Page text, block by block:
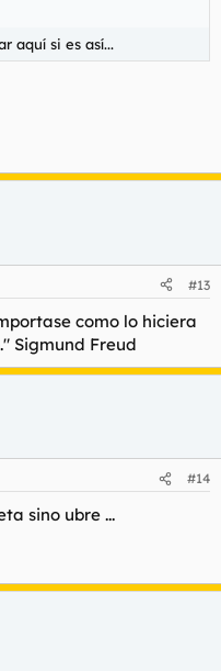
aquí si es así...
#13
como lo hiciera
Sigmund Freud
#14
sino ubre ...